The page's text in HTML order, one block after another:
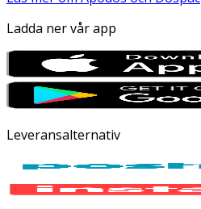
Ladda ner vår app
Leveransalternativ